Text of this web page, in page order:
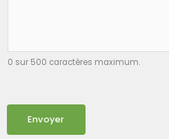
0 sur 500 caractères maximum.
Envoyer